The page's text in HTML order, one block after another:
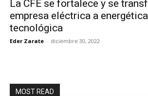
La CFE se fortalece y se
empresa eléctrica a
tecnológica
Eder Zarate - diciembre 30, 2022
MOST READ